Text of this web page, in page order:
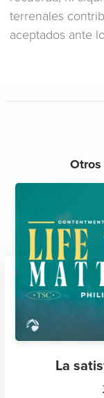
terrenales
aceptados ante
La